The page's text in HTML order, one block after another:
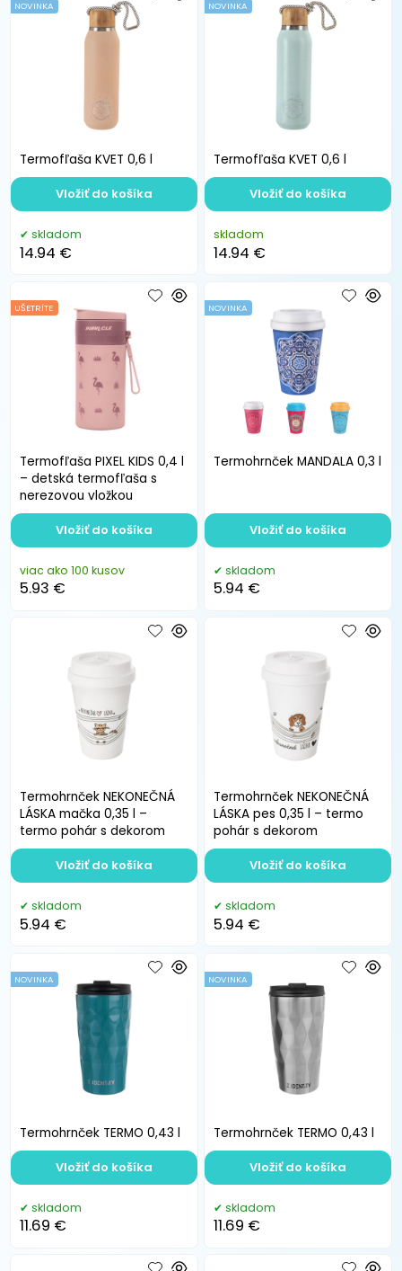
Termofľaša KVET 0,6 l
NOVINKA
skladom
14.94 €
Vložiť do košíka
Termofľaša KVET 0,6 l
NOVINKA
skladom
14.94 €
Vložiť do košíka
Termofľaša PIXEL KIDS 0,4 l
– detská termofľaša s
nerezovou vložkou
UŠETRÍTE
viac ako 100 kusov
5.93 €
Vložiť do košíka
Termohrnček MANDALA 0,3 l
NOVINKA
skladom
5.94 €
Vložiť do košíka
Termohrnček NEKONEČNÁ
LÁSKA mačka 0,35 l –
termo pohár s dekorom
skladom
5.94 €
Vložiť do košíka
Termohrnček NEKONEČNÁ
LÁSKA pes 0,35 l – termo
pohár s dekorom
skladom
5.94 €
Vložiť do košíka
Termohrnček TERMO 0,43 l
NOVINKA
skladom
11.69 €
Vložiť do košíka
Termohrnček TERMO 0,43 l
NOVINKA
skladom
11.69 €
Vložiť do košíka